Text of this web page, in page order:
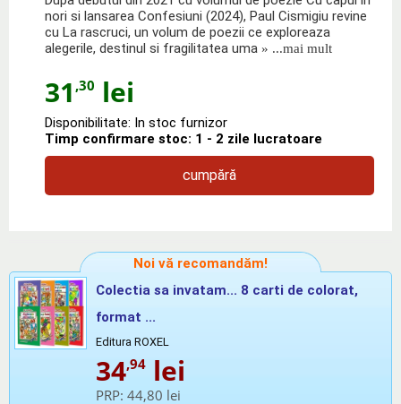
nori si lansarea Confesiuni (2024), Paul Cismigiu revine
cu La rascruci, un volum de poezii ce exploreaza
alegerile, destinul si fragilitatea uma » ...mai mult
31 ,30 lei
Disponibilitate: In stoc furnizor
Timp confirmare stoc: 1 - 2 zile lucratoare
cumpără
Noi vă recomandăm!
Colectia sa invatam... 8 carti de colorat,
format ...
Editura ROXEL
34,94 lei
PRP: 44,80 lei